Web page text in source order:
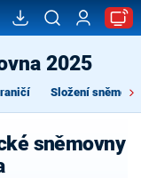
2025
Složení
sněmovny